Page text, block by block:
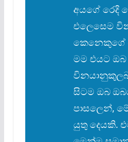
අයගේ රෙදි
එලෙසෙම
කෙනෙකුගේ
මම එයට ඔබ
සිටම ඔබ
පාසලෙන්,
යුතු දෙයකි.